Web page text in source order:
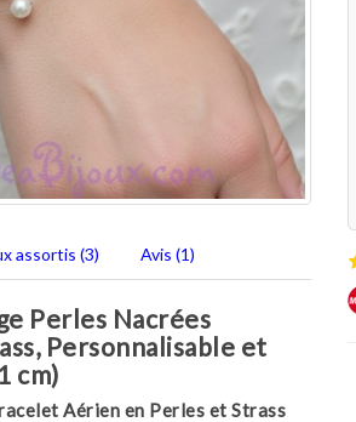
assortis (3) Avis (1)
Perles Nacrées
Personnalisable et
cm)
Aérien en Perles et Strass